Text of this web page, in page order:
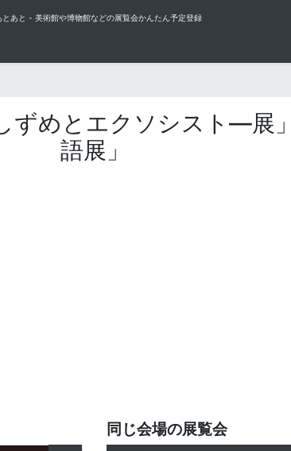
とあと - 美術館や博物館などの展覧会かんたん予定登録
ずめとエクソシスト―展
語展」
同じ会場の展覧会